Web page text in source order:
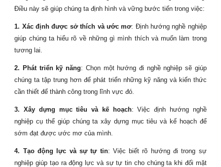
Điều này sẽ giúp chúng ta định hình và vững bước tiến trong việc:
1. Xác định được sở thích và ước mơ: Định hướng nghề nghiệp
giúp chúng ta hiểu rõ về những gì mình thích và muốn làm trong
tương lai.
2. Phát triển kỹ năng: Chọn một hướng đi nghề nghiệp sẽ giúp
chúng ta tập trung hơn để phát triển những kỹ năng và kiến thức
cần thiết để thành công trong lĩnh vực đó.
3. Xây dựng mục tiêu và kế hoạch: Việc định hướng nghề
nghiệp cụ thể giúp chúng ta xây dựng mục tiêu và kế hoạch để
sớm đạt được ước mơ của mình.
4. Tạo động lực và sự tự tin: Việc biết rõ hướng đi trong sự
nghiệp giúp tạo ra động lực và sự tự tin cho chúng ta khi đối mặt